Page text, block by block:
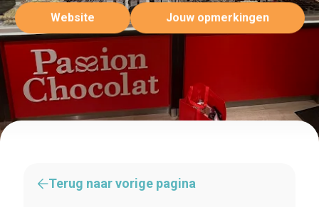
Website Jouw opmerkingen
Terug naar vorige pagina